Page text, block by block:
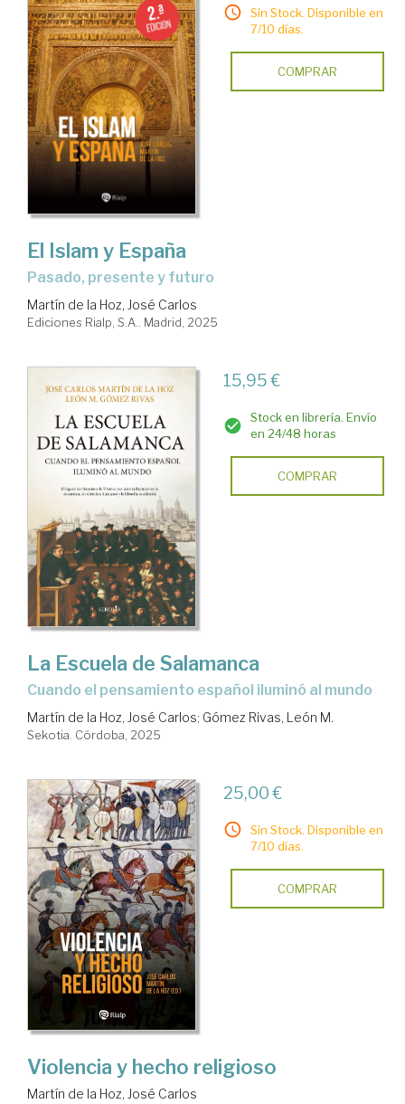
Sin Stock. Disponible en
7/10 días.
COMPRAR
El Islam y España
Pasado, presente y futuro
Martín de la Hoz, José Carlos
Ediciones Rialp, S.A.. Madrid, 2025
15,95 €
Stock en librería. Envío
en 24/48 horas
COMPRAR
La Escuela de Salamanca
Cuando el pensamiento español iluminó al mundo
Martín de la Hoz, José Carlos; Gómez Rivas, León M.
Sekotia. Córdoba, 2025
25,00 €
Sin Stock. Disponible en
7/10 días.
COMPRAR
Violencia y hecho religioso
Martín de la Hoz, José Carlos